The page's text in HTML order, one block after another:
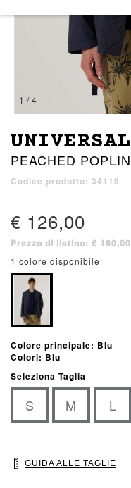
1 / 4
PEACHED
Codice prodotto: 34119
€ 126,00
Prezzo di listino: € 180,00
1 colore disponibile
Colore principale: Blu
Colori: Blu
Seleziona Taglia
S M L
GUIDA ALLE TAGLIE